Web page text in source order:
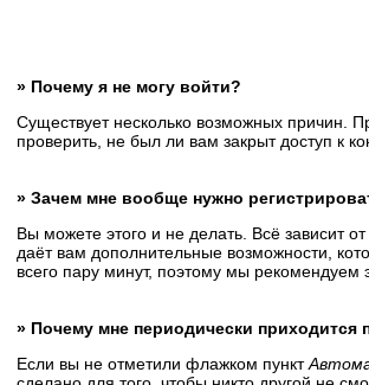
» Почему я не могу войти?
Существует несколько возможных причин.
проверить, не был ли вам закрыт доступ к
» Зачем мне вообще нужно
Вы можете этого и не делать. Всё зависит
даёт вам дополнительные возможности,
всего пару минут, поэтому мы рекомендуем
» Почему мне периодически приходится
Если вы не отметили флажком пункт